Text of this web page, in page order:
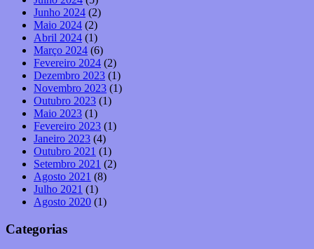
Junho 2024 (2)
Maio 2024 (2)
Abril 2024 (1)
Março 2024 (6)
Fevereiro 2024 (2)
Dezembro 2023 (1)
Novembro 2023 (1)
Outubro 2023 (1)
Maio 2023 (1)
Fevereiro 2023 (1)
Janeiro 2023 (4)
Outubro 2021 (1)
Setembro 2021 (2)
Agosto 2021 (8)
Julho 2021 (1)
Agosto 2020 (1)
Categorias